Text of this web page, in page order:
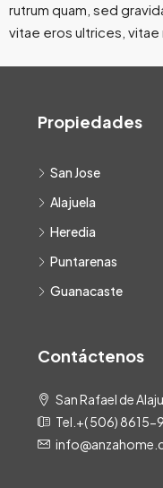
rutrum quam, sed
vitae eros ultrices, vitae
Propiedades
San Jose
Alajuela
Heredia
Puntarenas
Guanacaste
Contáctenos
San Rafael de
Tel.+( 506) 8615-